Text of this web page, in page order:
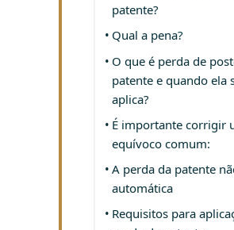
patente?
Qual a pena?
O que é perda de
patente e quando ela
aplica?
É importante corrigir
equívoco comum:
A perda da patente
automática
Requisitos para